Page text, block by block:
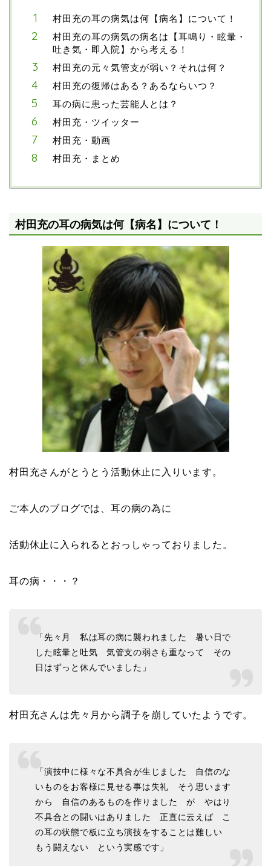
村田充の耳の病気は何【病名】について！
村田充の耳の病気の病名は【耳鳴り・眩暈・
吐き気・即入院】から考える！
村田充の元々気管支が弱い？それは何？
村田充の復帰はある？あるならいつ？
耳の病に患った芸能人とは？
村田充・ツイッター
村田充・動画
村田充・まとめ
村田充の耳の病気は何【病名】について！
村田充さんがとうとう活動休止に入りいます。
ご本人のブログでは、耳の病の為に
活動休止に入られるとおっしゃっておりました。
耳の病・・・？
「先々月 私は耳の病に襲われました 暑い日で
した眩暈と吐気 気管支の弱さも重なって その
日はずっと休んでいました」
村田充さんは先々月から調子を崩していたようです。
「演技中に様々な不具合が生じました 自信のな
いものをお客様に見せる事は失礼 そう思います
から 自信のあるものを作りました が やはり
不具合との闘いはありました 正直に云えば こ
の耳の状態で板に立ち演技をすることは難しい
もう闘えない という実感です」